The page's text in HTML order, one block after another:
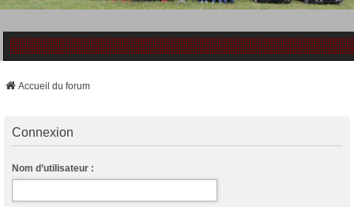
Accueil du forum
Connexion
Nom d’utilisateur :